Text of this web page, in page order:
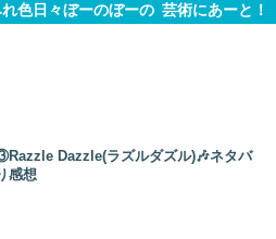
色日々ぼーのぼーの 芸術にあーと！
Dazzle(ラズルダズル)🎶ネタバ
感想